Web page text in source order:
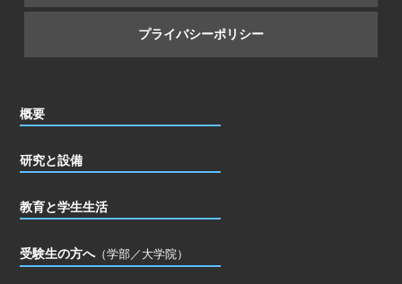
プライバシーポリシー
概要
研究と設備
教育と学生生活
受験生の方へ（学部／大学院）